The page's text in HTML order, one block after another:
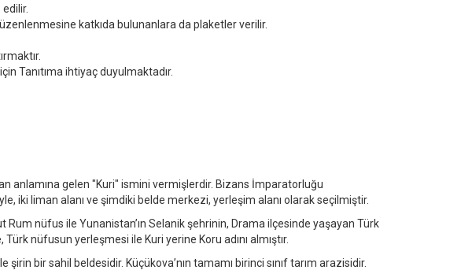
edilir.
katkıda bulunanlara da plaketler verilir.
Tanıtıma ihtiyaç duyulmaktadır.
anlamına gelen "Kuri" ismini vermişlerdir. Bizans İmparatorluğu
iki liman alanı ve şimdiki belde merkezi, yerleşim alanı olarak seçilmiştir.
nüfus ile Yunanistan’ın Selanik şehrinin, Drama ilçesinde yaşayan Türk
nüfusun yerleşmesi ile Kuri yerine Koru adını almıştır.
bir sahil beldesidir. Küçükova’nın tamamı birinci sınıf tarım arazisidir.